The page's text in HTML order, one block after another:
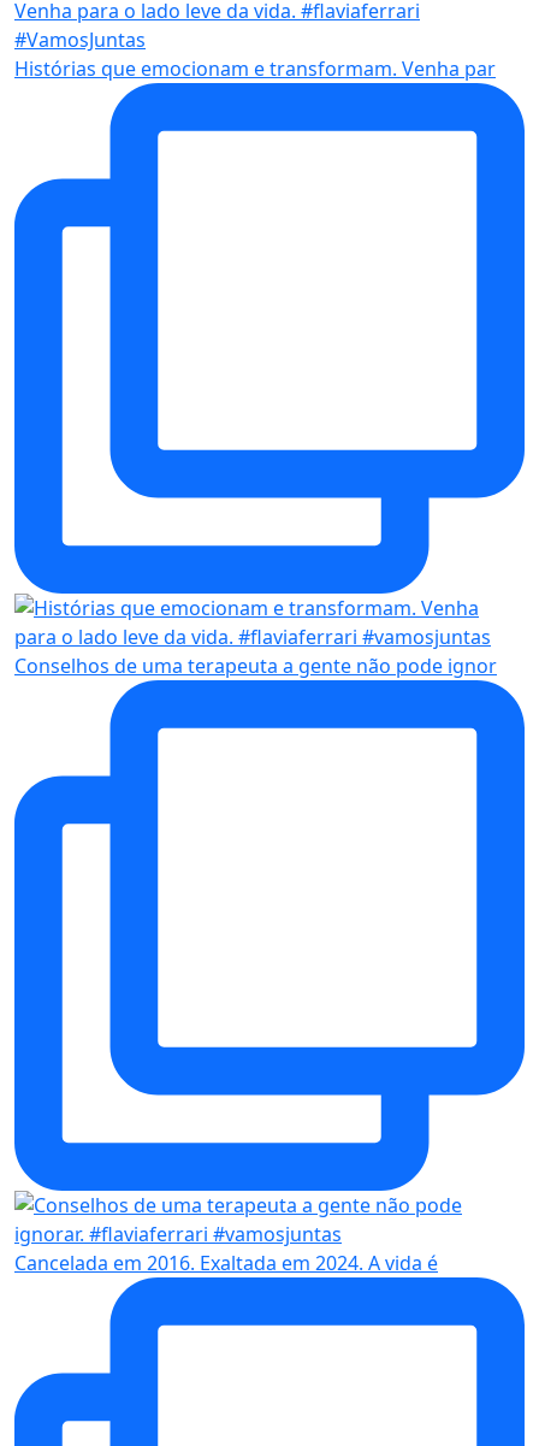
Histórias que emocionam e transformam. Venha par
Conselhos de uma terapeuta a gente não pode ignor
Cancelada em 2016. Exaltada em 2024. A vida é